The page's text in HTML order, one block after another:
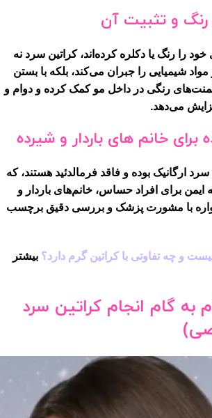
را رنگ یا دکلره کرده‌اند، کراتین سرد نه
شیمیایی را جبران می‌کند، بلکه با بستن
رنگی در داخل مو کمک کرده و دوام و
می‌دهد.
ارگانیک بوده و فاقد فرمالدئید هستند، که
برای افراد حساس، خانم‌های باردار و
با مشورت پزشک و بررسی دقیق برچسب
و چه تفاوتی با کراتین گرم دارد؟ بیشتر
به گام انجام کراتین سرد